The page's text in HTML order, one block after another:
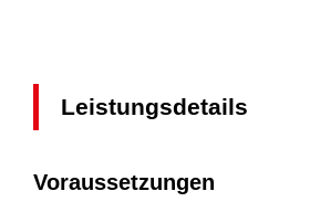
Leistungsdetails
Voraussetzungen